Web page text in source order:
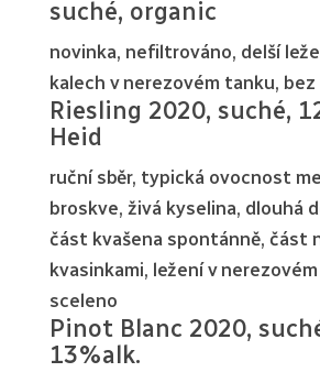
suché, organic
novinka, nefiltrováno, delší
kalech v nerezovém tanku,
Riesling 2020, suché,
Heid
ruční sběr, typická ovocnost
broskve, živá kyselina, dlouhá
část kvašena spontánně, část
kvasinkami, ležení v
sceleno
Pinot Blanc 2020,
13%alk.